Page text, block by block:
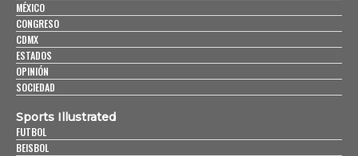
MÉXICO
CONGRESO
CDMX
ESTADOS
OPINIÓN
SOCIEDAD
Sports Illustrated
FUTBOL
BEISBOL